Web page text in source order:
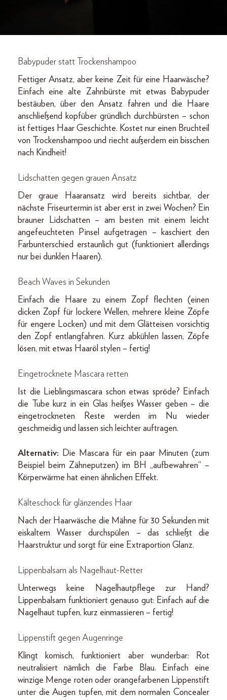
Babypuder statt Trockenshampoo
Fettiger Ansatz, aber keine Zeit für eine Haarwäsche?
Einfach eine alte Zahnbürste mit etwas Babypuder
bestäuben, über den Ansatz fahren und die Haare
anschließend kopfüber gründlich durchbürsten – schon
ist fettiges Haar Geschichte. Kostet nur einen Bruchteil
von Trockenshampoo und riecht außerdem ein bisschen
nach Kindheit!
Lidschatten gegen grauen Ansatz
Der graue Haaransatz wird bereits sichtbar, der
nächste Friseurtermin ist aber erst in zwei Wochen? Ein
brauner Lidschatten – am besten mit einem leicht
angefeuchteten Pinsel aufgetragen – kaschiert den
Farbunterschied erstaunlich gut (funktioniert allerdings
nur bei dunklen Haaren).
Beach Waves in Sekunden
Einfach die Haare zu einem Zopf flechten (einen
dicken Zopf für lockere Wellen, mehrere kleine Zöpfe
für engere Locken) und mit dem Glätteisen vorsichtig
den Zopf entlangfahren. Kurz abkühlen lassen, Zöpfe
lösen, mit etwas Haaröl stylen – fertig!
Eingetrocknete Mascara retten
Ist die Lieblingsmascara schon etwas spröde? Einfach
die Tube kurz in ein Glas heißes Wasser geben – die
eingetrockneten Reste werden im Nu wieder
geschmeidig und lassen sich leichter auftragen.
Alternativ: Die Mascara für ein paar Minuten (zum
Beispiel beim Zähneputzen) im BH „aufbewahren“ –
Körperwärme hat einen ähnlichen Effekt.
Kälteschock für glänzendes Haar
Nach der Haarwäsche die Mähne für 30 Sekunden mit
eiskaltem Wasser durchspülen – das schließt die
Haarstruktur und sorgt für eine Extraportion Glanz.
Lippenbalsam als Nagelhaut-Retter
Unterwegs keine Nagelhautpflege zur Hand?
Lippenbalsam funktioniert genauso gut: Einfach auf die
Nagelhaut tupfen, kurz einmassieren – fertig!
Lippenstift gegen Augenringe
Klingt komisch, funktioniert aber wunderbar: Rot
neutralisiert nämlich die Farbe Blau. Einfach eine
winzige Menge roten oder orangefarbenen Lippenstift
unter die Augen tupfen, mit dem normalen Concealer